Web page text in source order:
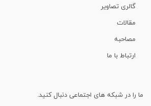
گالری تصاویر
مقالات
مصاحبه
ارتباط با ما
ما را در شبکه های اجتماعی دنبال کنید.